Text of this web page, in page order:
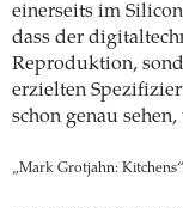
einerseits im
dass der
Reproduktion,
erzielten
schon genau
„Mark Grotjahn: